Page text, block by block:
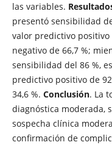
las variables.
presentó sensibilidad
valor predictivo positivo
negativo de 66,7 %;
sensibilidad del 86 %,
predictivo positivo de
34,6 %. Conclusión. La
diagnóstica moderada,
sospecha clínica
confirmación de